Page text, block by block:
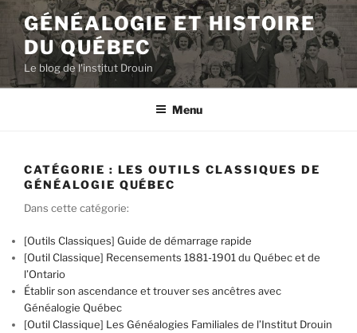
Aller
contenu
principal
GÉNÉALOGIE ET HISTOIRE
DU QUÉBEC
Le blog de l'institut Drouin
Menu
CATÉGORIE : LES OUTILS CLASSIQUES DE
GÉNÉALOGIE QUÉBEC
Dans cette catégorie:
[Outils Classiques] Guide de démarrage rapide
[Outil Classique] Recensements 1881-1901 du Québec et de
l’Ontario
Établir son ascendance et trouver ses ancêtres avec
Généalogie Québec
[Outil Classique] Les Généalogies Familiales de l’Institut Drouin